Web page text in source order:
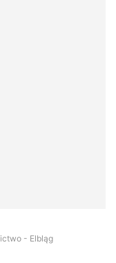
- Elbląg